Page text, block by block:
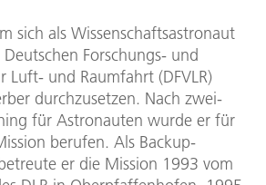
sich als Wissenschaftsastronaut
Forschungs- und
Luft- und Raumfahrt (DFVLR)
durchzusetzen. Nach zwei-
für Astronauten wurde er für
berufen. Als Backup-
er die Mission 1993 vom